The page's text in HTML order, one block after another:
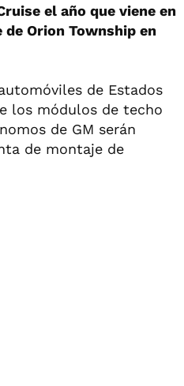
el año que viene en
Orion Township en
de Estados
los módulos de techo
de GM serán
de montaje de